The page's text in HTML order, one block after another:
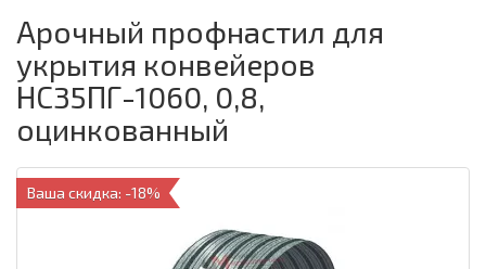
Арочный профнастил для
укрытия конвейеров
НС35ПГ-1060, 0,8,
оцинкованный
Ваша скидка: -18%